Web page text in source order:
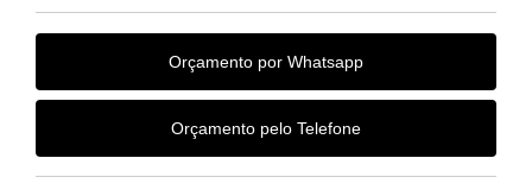
Orçamento por Whatsapp
Orçamento pelo Telefone